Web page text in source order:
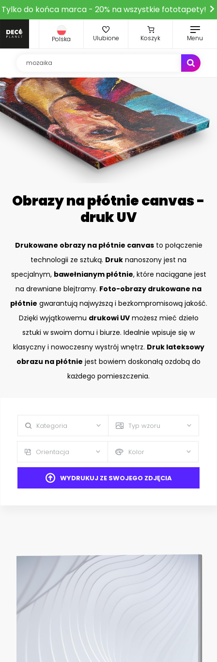
Tylko do końca marca - 20% na wszystkie fototapety!
Polska Ulubione Koszyk Menu
Obrazy na płótnie canvas -
druk UV
Drukowane obrazy na płótnie canvasto połączenie
technologii ze sztuką. Druk nanoszony jest na
specjalnym, bawełnianym płótnie, które naciągane jest
na drewniane blejtramy. Foto-obrazy drukowane na
płótnie gwarantują najwyższą i bezkompromisową jakość.
Dzięki wyjątkowemu drukowi UVmożesz mieć dzieło
sztuki w swoim domu i biurze. Idealnie wpisuje się w
klasyczny i nowoczesny wystrój wnętrz. Druk lateksowy
obrazu na płótnie jest bowiem doskonałą ozdobą do
każdego pomieszczenia.
Kategoria Typ wzoru
Orientacja Kolor
WYDRUKUJ ZE SWOJEGO ZDJĘCIA